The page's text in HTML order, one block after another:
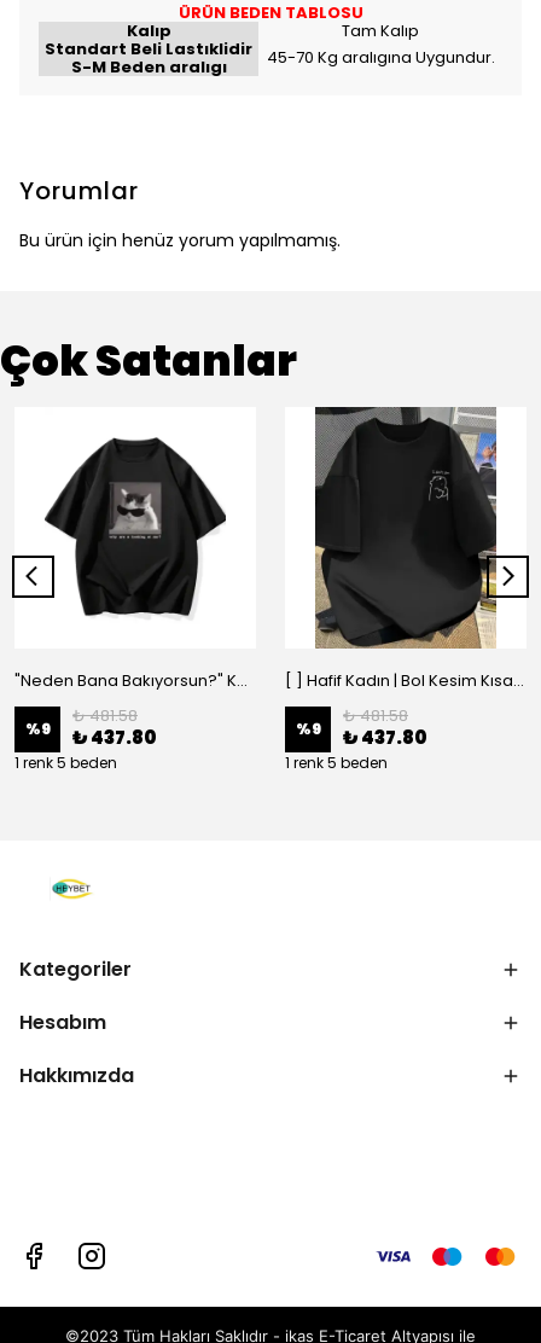
ÜRÜN BEDEN TABLOSU
Kalıp Tam Kalıp
Standart Beli Lastıklidir
S-M Beden aralıgı 45-70 Kg aralıgına Uygundur.
Yorumlar
Bu ürün için henüz yorum yapılmamış.
Çok Satanlar
"Neden Bana Bakıyorsun?" Komik Kedi Grafik Tişört - Dijital Baskılı Siyah Bol - Siyah
%9
₺ 481.58
₺ 437.80
1 renk 5 beden
[ ] Hafif Kadın | Bol Kesim Kısa Kollu Yuvarlak Yaka Eğlenceli Karikatür Ayı ve - Siyah
%9
₺ 481.58
₺ 437.80
1 renk 5 beden
Kategoriler
Hesabım
Hakkımızda
©2023 Tüm Hakları Saklıdır - ikas E-Ticaret Altyapısı ile